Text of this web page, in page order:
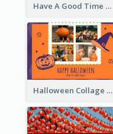
Have A Good Time This Halloween Greeting Card
Halloween Collage Greeting Card